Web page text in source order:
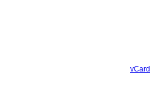
vCard